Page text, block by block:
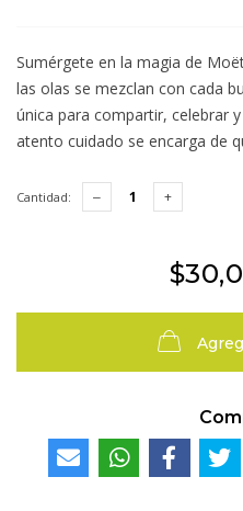
Sumérgete en la magia de
las olas se mezclan con cada
única para compartir, celebrar
atento cuidado se encarga de
Cantidad: